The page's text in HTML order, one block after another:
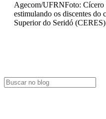
Agecom/UFRNFoto:
estimulando os discentes do
Superior do Seridó